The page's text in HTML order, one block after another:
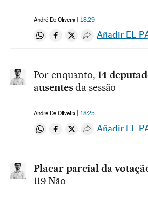
André De Oliveira 18:29
Compartir en Whatsapp
Compartir en Facebook
Compartir en Twitter
Desplegar
Añadir EL
Por enquanto, 14
ausentes da sessão
André De Oliveira 18:25
Compartir en Whatsapp
Compartir en Facebook
Compartir en Twitter
Desplegar
Añadir EL
Placar parcial da
119 Não